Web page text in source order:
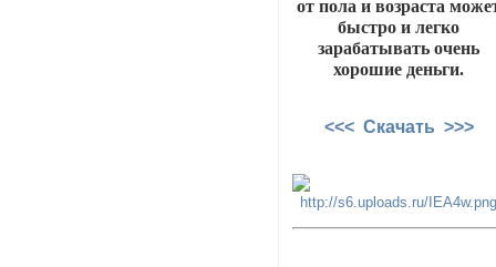
от пола и возраста
быстро и легко
зарабатывать очень
хорошие деньги.
<<< Скачать >>>